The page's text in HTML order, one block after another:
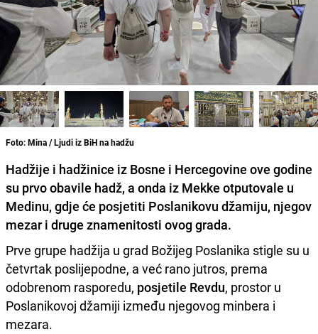
Foto: Mina / Ljudi iz BiH na hadžu
Hadžije i hadžinice iz Bosne i Hercegovine ove godine
su prvo obavile hadž, a onda iz Mekke otputovale u
Medinu, gdje će posjetiti Poslanikovu džamiju, njegov
mezar i druge znamenitosti ovog grada.
Prve grupe hadžija u grad Božijeg Poslanika stigle su u
četvrtak poslijepodne, a već rano jutros, prema
odobrenom rasporedu, posjetile Revdu, prostor u
Poslanikovoj džamiji između njegovog minbera i
mezara.